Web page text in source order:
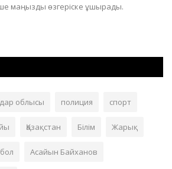
маңызды өзгеріске ұшырады.
облысы полиция спорт
Қазақстан Білім Жарық
Асайын Байханов